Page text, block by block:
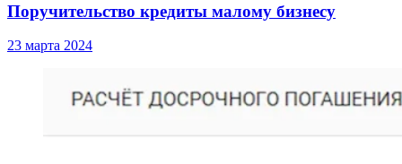
Поручительство кредиты малому бизнесу
23 марта 2024